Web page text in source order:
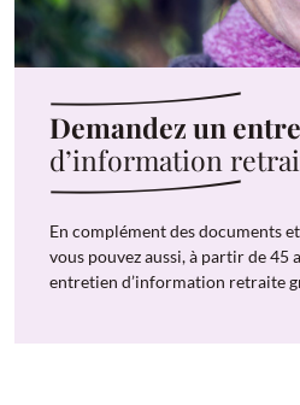
Demandez un
d’information
En complément des documents
vous pouvez aussi, à partir de 45
entretien d’information retraite